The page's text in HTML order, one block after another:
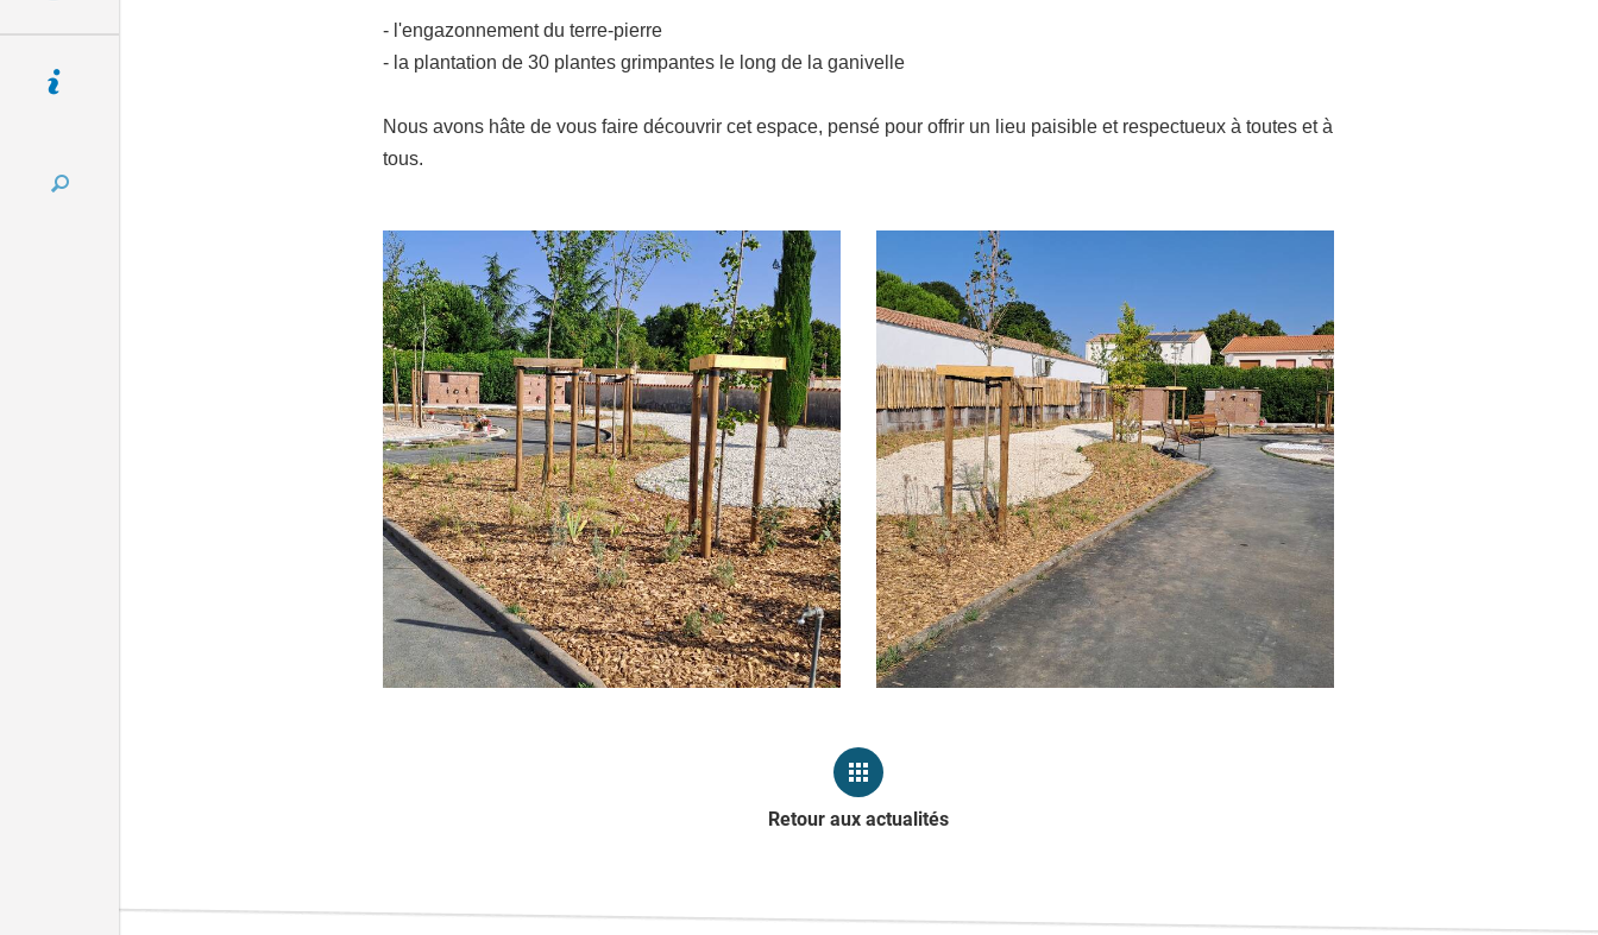
- l'engazonnement du terre-pierre
- la plantation de 30 plantes grimpantes le long de la ganivelle
Nous avons hâte de vous faire découvrir cet espace, pensé pour offrir un lieu paisible et respectueux à toutes et à
tous.
Retour aux actualités